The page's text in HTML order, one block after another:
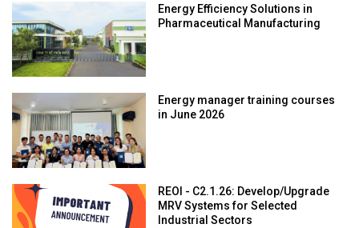
Energy Efficiency Solutions in
Pharmaceutical Manufacturing
Energy manager training courses
in June 2026
REOI - C2.1.26: Develop/Upgrade
MRV Systems for Selected
Industrial Sectors